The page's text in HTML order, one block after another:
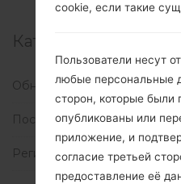
Категории
Обновления (1)
Последние новости (113)
Регионы (1)
cookie, если такие
Пользователи несут
любые персональные
сторон, которые были
опубликованы или
приложение, и
согласие третьей
предоставление её